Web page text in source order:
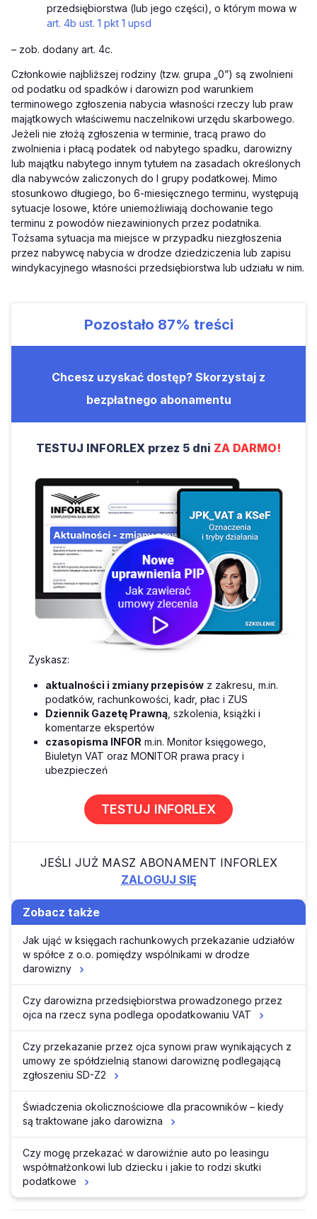
przedsiębiorstwa (lub jego części), o którym mowa w
art. 4b ust. 1 pkt 1 upsd
– zob. dodany art. 4c.
Członkowie najbliższej rodziny (tzw. grupa „0”) są zwolnieni
od podatku od spadków i darowizn pod warunkiem
terminowego zgłoszenia nabycia własności rzeczy lub praw
majątkowych właściwemu naczelnikowi urzędu skarbowego.
Jeżeli nie złożą zgłoszenia w terminie, tracą prawo do
zwolnienia i płacą podatek od nabytego spadku, darowizny
lub majątku nabytego innym tytułem na zasadach określonych
dla nabywców zaliczonych do I grupy podatkowej. Mimo
stosunkowo długiego, bo 6-miesięcznego terminu, występują
sytuacje losowe, które uniemożliwiają dochowanie tego
terminu z powodów niezawinionych przez podatnika.
Tożsama sytuacja ma miejsce w przypadku niezgłoszenia
przez nabywcę nabycia w drodze dziedziczenia lub zapisu
windykacyjnego własności przedsiębiorstwa lub udziału w nim.
Pozostało 87% treści
Chcesz uzyskać dostęp? Skorzystaj z
bezpłatnego abonamentu
TESTUJ INFORLEX przez 5 dni ZA DARMO!
Zyskasz:
aktualności i zmiany przepisów z zakresu, m.in.
podatków, rachunkowości, kadr, płac i ZUS
Dziennik Gazetę Prawną, szkolenia, książki i
komentarze ekspertów
czasopisma INFOR m.in. Monitor księgowego,
Biuletyn VAT oraz MONITOR prawa pracy i
ubezpieczeń
TESTUJ INFORLEX
JEŚLI JUŻ MASZ ABONAMENT INFORLEX
ZALOGUJ SIĘ
Zobacz także
Jak ująć w księgach rachunkowych przekazanie udziałów
w spółce z o.o. pomiędzy wspólnikami w drodze
darowizny
Czy darowizna przedsiębiorstwa prowadzonego przez
ojca na rzecz syna podlega opodatkowaniu VAT
Czy przekazanie przez ojca synowi praw wynikających z
umowy ze spółdzielnią stanowi darowiznę podlegającą
zgłoszeniu SD-Z2
Świadczenia okolicznościowe dla pracowników – kiedy
są traktowane jako darowizna
Czy mogę przekazać w darowiźnie auto po leasingu
współmałżonkowi lub dziecku i jakie to rodzi skutki
podatkowe